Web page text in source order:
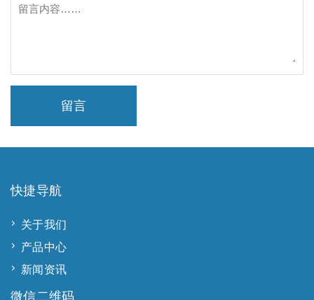
留言
快捷导航
关于我们
产品中心
新闻资讯
微信二维码